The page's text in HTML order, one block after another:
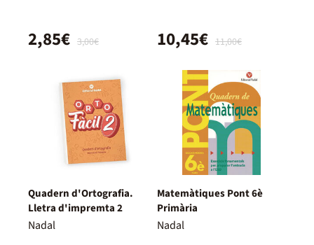
3,00€
2,85€ 11,00€
10,45€
Quadern d'Ortografia.
Lletra d'impremta 2
Nadal
Matemàtiques Pont 6è
Primària
Nadal